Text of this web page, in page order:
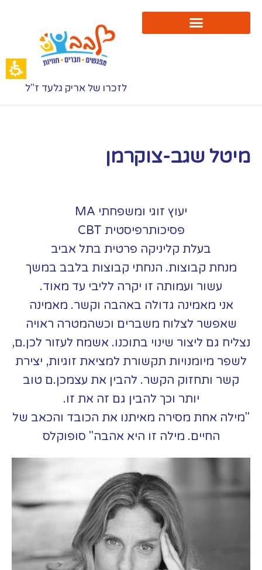
סמואל
לזכרו של אריק גלעד ז"ל
מיטל שגב-צוקרמן
יעוץ זוגי ומשפחתי MA
פסיכותרפיסטית CBT
בעלת קליניקה פרטית בתל אביב
מנחת קבוצות. הנחתי קבוצות בלבב במשך
עשור ועמותה זו יקרה לליבי עד מאוד.
אני מאמינה גדולה באהבה וקשר. מאמינה
שאפשר לצלוח משברים וכשהמטרה ראויה
נצליח גם ליצור שינוי בתוכנו. אשמח לעזור לכן.ם,
לשפר מיומנויות תקשורת למציאת זוגיות, יצירת
קשר ותחזוק הקשר. להבין את עצמכן.ם טוב
יותר וכך להבין גם זה את זו.
"מילה אחת מסירה מאיתנו את הכובד והכאב של
החיים. מילה זו היא אהבה" סופוקלס